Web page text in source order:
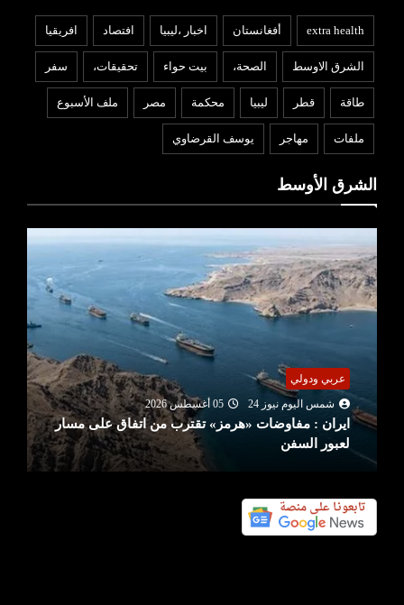
extra health أفغانستان اخبار ،ليبيا افتصاد افريقيا
الشرق الاوسط الصحة، بيت حواء تحقيقات، سفر
طاقة قطر ليبيا محكمة مصر ملف الأسبوع
ملفات مهاجر يوسف القرضاوي
الشرق الأوسط
عربي ودولي
شمس اليوم نيوز 24
05 أغسطس 2026
ايران : مفاوضات «هرمز» تقترب من اتفاق على مسار
لعبور السفن